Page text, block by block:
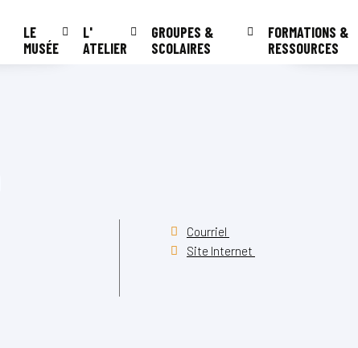
LE
MUSÉE
L'
ATELIER
GROUPES &
SCOLAIRES
FORMATIONS &
RESSOURCES
Courriel
Site Internet